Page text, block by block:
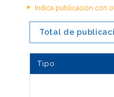
* Indica publicación con
Total de
Tipo